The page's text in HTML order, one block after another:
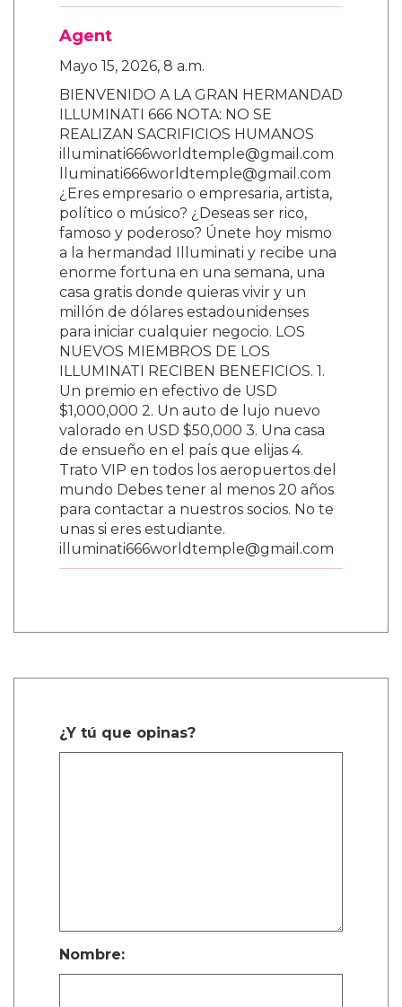
Agent
Mayo 15, 2026, 8 a.m.
BIENVENIDO A LA GRAN HERMANDAD
ILLUMINATI 666 NOTA: NO SE
REALIZAN SACRIFICIOS HUMANOS
illuminati666worldtemple@gmail.com
lluminati666worldtemple@gmail.com
¿Eres empresario o empresaria, artista,
político o músico? ¿Deseas ser rico,
famoso y poderoso? Únete hoy mismo
a la hermandad Illuminati y recibe una
enorme fortuna en una semana, una
casa gratis donde quieras vivir y un
millón de dólares estadounidenses
para iniciar cualquier negocio. LOS
NUEVOS MIEMBROS DE LOS
ILLUMINATI RECIBEN BENEFICIOS. 1.
Un premio en efectivo de USD
$1,000,000 2. Un auto de lujo nuevo
valorado en USD $50,000 3. Una casa
de ensueño en el país que elijas 4.
Trato VIP en todos los aeropuertos del
mundo Debes tener al menos 20 años
para contactar a nuestros socios. No te
unas si eres estudiante.
illuminati666worldtemple@gmail.com
¿Y tú que opinas?
Nombre: